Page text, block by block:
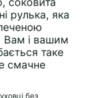
рулька, яка
Вам і вашим
таке
смачне